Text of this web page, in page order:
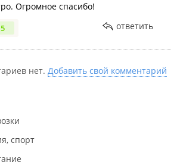
Огромное спасибо!
5 ответить
нет. Добавить свой комментарий
спорт